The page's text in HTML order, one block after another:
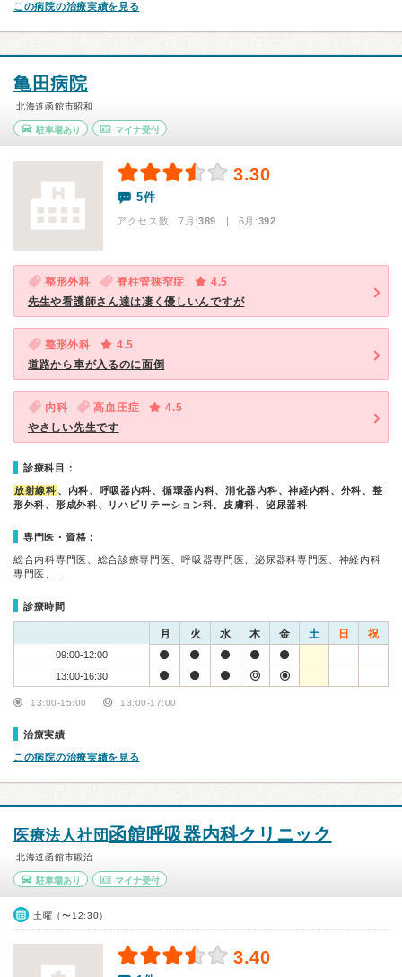
この病院の治療実績を見る
亀田病院
北海道函館市昭和
駐車場あり マイナ受付
3.30
5件
アクセス数 7月:389 | 6月:392
整形外科 脊柱管狭窄症
4.5
先生や看護師さん達は凄く優しいんですが
整形外科
4.5
道路から車が入るのに面倒
内科 高血圧症
4.5
やさしい先生です
診療科目：
放射線科 、内科、呼吸器内科、循環器内科、消化器内科、神経内科、外科、整
形外科、形成外科、リハビリテーション科、皮膚科、泌尿器科
専門医・資格：
総合内科専門医、総合診療専門医、呼吸器専門医、泌尿器科専門医、神経内科
専門医、…
診療時間
月 火 水 木 金 土 日 祝
09:00-12:00
13:00-16:30
13:00-15:00 13:00-17:00
治療実績
この病院の治療実績を見る
医療法人社団 函館呼吸器内科クリニック
北海道函館市鍛治
駐車場あり マイナ受付
土曜（〜12:30）
3.40